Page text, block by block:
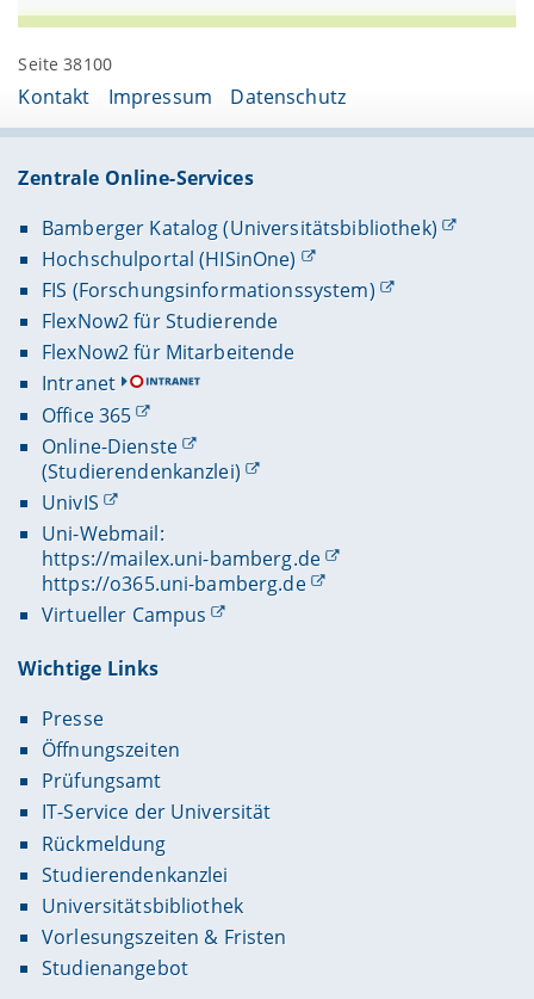
Seite 38100
Kontakt Impressum Datenschutz
Zentrale Online-Services
Bamberger Katalog (Universitätsbibliothek)
Hochschulportal (HISinOne)
FIS (Forschungsinformationssystem)
FlexNow2 für Studierende
FlexNow2 für Mitarbeitende
Intranet
Office 365
Online-Dienste
(Studierendenkanzlei)
UnivIS
Uni-Webmail:
https://mailex.uni-bamberg.de
https://o365.uni-bamberg.de
Virtueller Campus
Wichtige Links
Presse
Öffnungszeiten
Prüfungsamt
IT-Service der Universität
Rückmeldung
Studierendenkanzlei
Universitätsbibliothek
Vorlesungszeiten & Fristen
Studienangebot